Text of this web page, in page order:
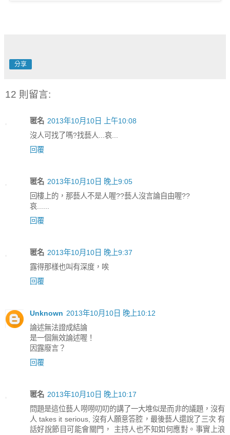
分享
12 則留言:
匿名 2013年10月10日 上午10:08
沒人可找了嗎?找藝人...哀...
回覆
匿名 2013年10月10日 晚上9:05
回樓上的，那藝人不是人喔??藝人沒言論自由喔??
哀......
回覆
匿名 2013年10月10日 晚上9:37
露得那樣也叫有深度，唉
回覆
Unknown 2013年10月10日 晚上10:12
論述無法證成結論
是一個無效論述喔！
因露廢言？
回覆
匿名 2013年10月10日 晚上10:17
問題是這位藝人嘮嘮叨叨的講了一大堆似是而非的議題，沒有
人 takes it serious, 沒有人願意答腔，最後藝人還說了三次 有
話好說節目可能會關門， 主持人也不知如何應對。事實上浪